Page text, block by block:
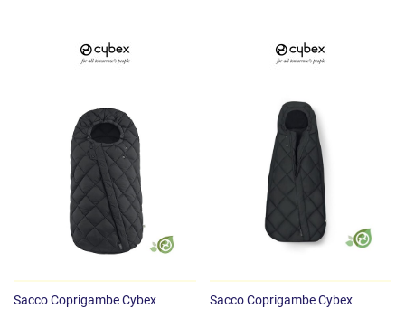
extra, e la coulisse con taschina di sicurezza garantiscono praticità
e tranquillità.
Sacco Coprigambe Cybex
Sacco Coprigambe Cybex